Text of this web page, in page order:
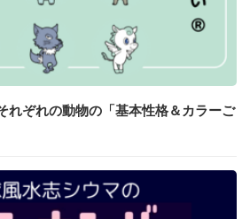
れぞれの動物の「基本性格＆カラーご